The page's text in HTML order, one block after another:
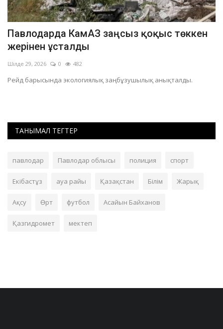
Павлодарда КамАЗ заңсыз қоқыс төккен
жерінен ұсталды
Шілде 29, 2026 0 482
Рейд барысында экологиялық заңбұзушылық анықталды.
ТАНЫМАЛ ТЕГТЕР
павлодар Павлодар облысы полиция спорт
Екібастұз ауа райы Қазақстан Білім Жарық
Ақсу Өрт футбол Асайын Байханов
Қазгидромет мектеп